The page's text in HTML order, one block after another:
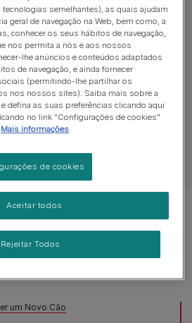
cuidar do seu
Saúde do Cachorro
um Novo Cão
semelhantes), as quais ajudam
geral de navegação na Web, bem como, a
conhecer os seus hábitos de navegação,
nos permita a nós e aos nossos
lhe anúncios e conteúdos adaptados
de navegação, e ainda fornecer
(permitindo-lhe partilhar os
nos nossos sites). Saiba mais sobre a
defina as suas preferências clicando aqui
no link "Configurações de cookies"
Mais informações
de cookies
Rejeitar Todos
Aceitar todos